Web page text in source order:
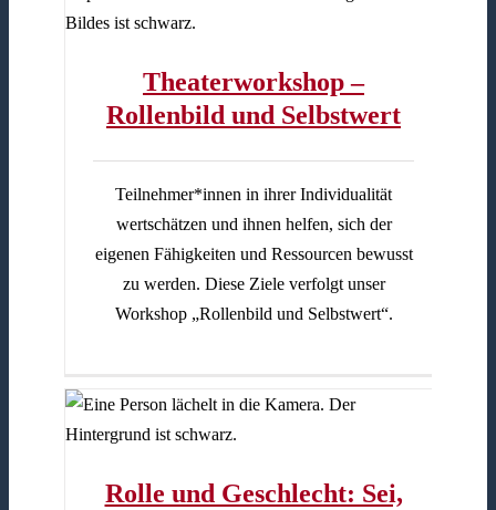
Theaterworkshop –
Rollenbild und Selbstwert
Teilnehmer*innen in ihrer Individualität
wertschätzen und ihnen helfen, sich der
eigenen Fähigkeiten und Ressourcen bewusst
zu werden. Diese Ziele verfolgt unser
Workshop „Rollenbild und Selbstwert“.
Rolle und Geschlecht: Sei,